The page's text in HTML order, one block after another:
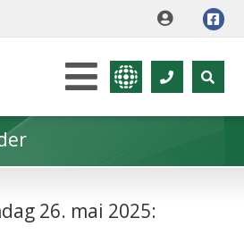
26. mai 2025: